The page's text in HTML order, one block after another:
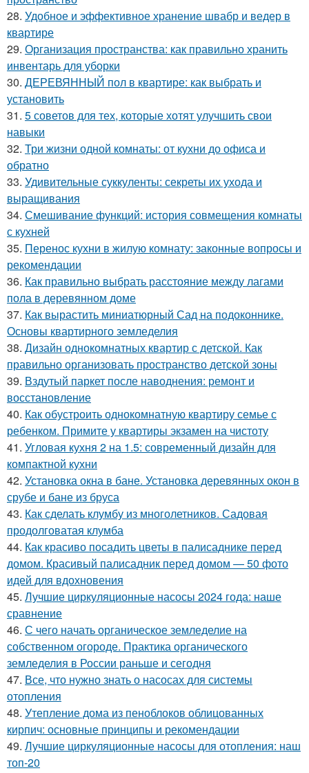
28. Удобное и эффективное хранение швабр и ведер в
квартире
29. Организация пространства: как правильно хранить
инвентарь для уборки
30. ДЕРЕВЯННЫЙ пол в квартире: как выбрать и
установить
31. 5 советов для тех, которые хотят улучшить свои
навыки
32. Три жизни одной комнаты: от кухни до офиса и
обратно
33. Удивительные суккуленты: секреты их ухода и
выращивания
34. Смешивание функций: история совмещения комнаты
с кухней
35. Перенос кухни в жилую комнату: законные вопросы и
рекомендации
36. Как правильно выбрать расстояние между лагами
пола в деревянном доме
37. Как вырастить миниатюрный Сад на подоконнике.
Основы квартирного земледелия
38. Дизайн однокомнатных квартир с детской. Как
правильно организовать пространство детской зоны
39. Вздутый паркет после наводнения: ремонт и
восстановление
40. Как обустроить однокомнатную квартиру семье с
ребенком. Примите у квартиры экзамен на чистоту
41. Угловая кухня 2 на 1.5: современный дизайн для
компактной кухни
42. Установка окна в бане. Установка деревянных окон в
срубе и бане из бруса
43. Как сделать клумбу из многолетников. Садовая
продолговатая клумба
44. Как красиво посадить цветы в палисаднике перед
домом. Красивый палисадник перед домом — 50 фото
идей для вдохновения
45. Лучшие циркуляционные насосы 2024 года: наше
сравнение
46. С чего начать органическое земледелие на
собственном огороде. Практика органического
земледелия в России раньше и сегодня
47. Все, что нужно знать о насосах для системы
отопления
48. Утепление дома из пеноблоков облицованных
кирпич: основные принципы и рекомендации
49. Лучшие циркуляционные насосы для отопления: наш
топ-20